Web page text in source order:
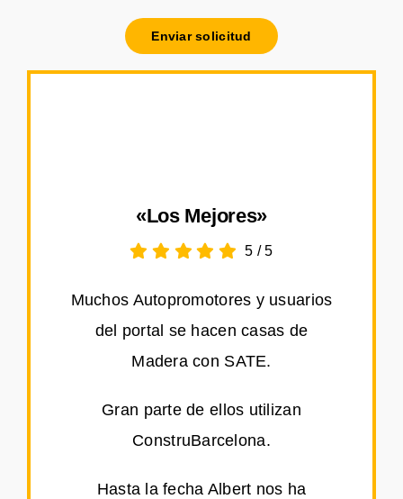
Enviar solicitud
«Los Mejores»
5 /5
Muchos Autopromotores y usuarios
del portal se hacen casas de
Madera con SATE.
Gran parte de ellos utilizan
ConstruBarcelona.
Hasta la fecha Albert nos ha